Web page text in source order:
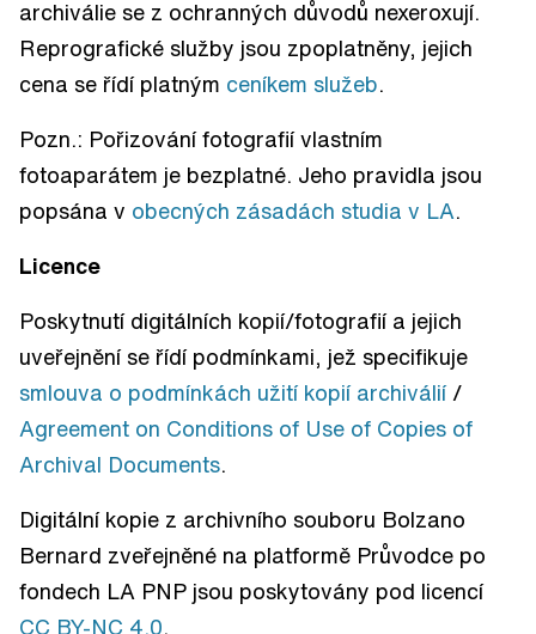
archiválie se z ochranných důvodů nexeroxují.
Reprografické služby jsou zpoplatněny, jejich
cena se řídí platným ceníkem služeb
Pozn.: Pořizování fotografií vlastním
fotoaparátem je bezplatné. Jeho pravidla jsou
popsána v obecných zásadách studia v LA
Licence
Poskytnutí digitálních kopií/fotografií a jejich
uveřejnění se řídí podmínkami, jež specifikuje
smlouva o podmínkách užití kopií archiválií/
Agreement on Conditions of Use of Copies of
Archival Documents
Digitální kopie z archivního souboru Bolzano
Bernard zveřejněné na platformě Průvodce po
fondech LA PNP jsou poskytovány pod licencí
CC BY-NC 4.0